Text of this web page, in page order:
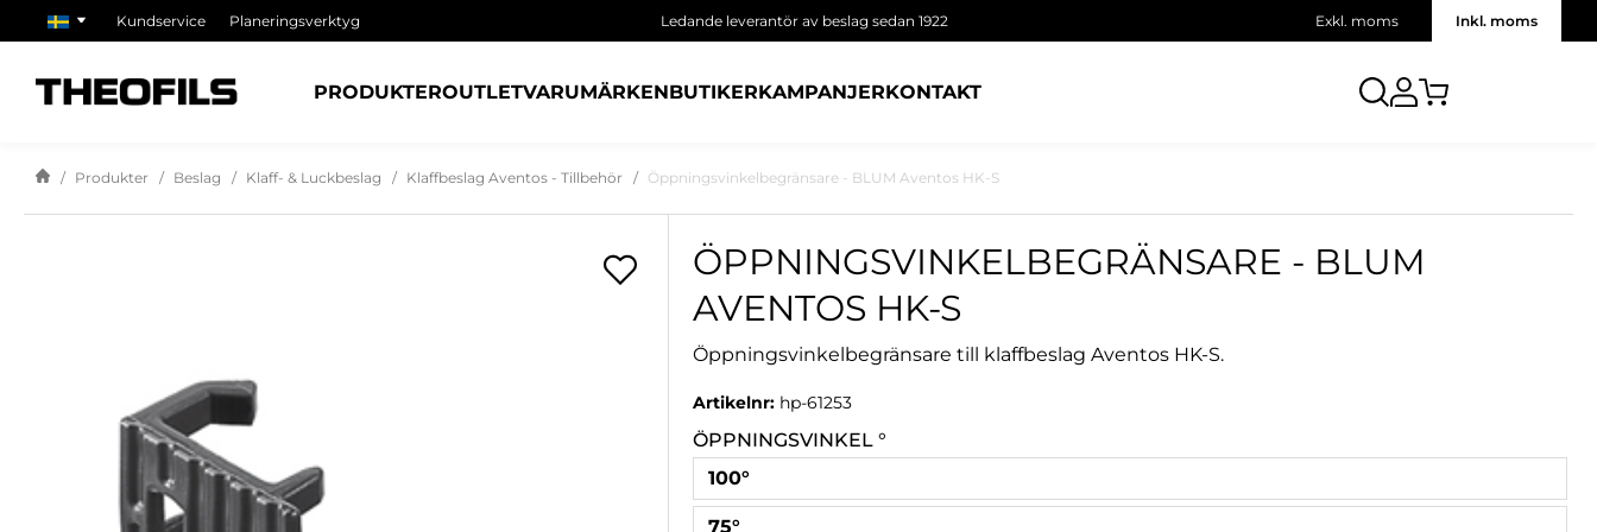
Kundservice Planeringsverktyg Ledande leverantör av beslag sedan 1922 Exkl. moms Inkl. moms
PRODUKTEROUTLETVARUMÄRKENBUTIKERKAMPANJERKONTAKT
Produkter Beslag Klaff- & Luckbeslag Klaffbeslag Aventos - Tillbehör Öppningsvinkelbegränsare - BLUM Aventos HK-S
ÖPPNINGSVINKELBEGRÄNSARE - BLUM
AVENTOS HK-S
Öppningsvinkelbegränsare till klaffbeslag Aventos HK-S.
Artikelnr: hp-61253
ÖPPNINGSVINKEL °
100°
75°